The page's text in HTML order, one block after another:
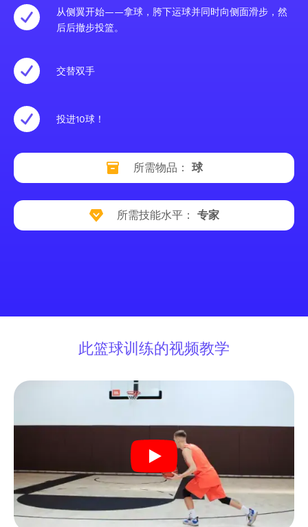
从侧翼开始——拿球，胯下运球并同时向侧面滑步，然
后后撤步投篮。
交替双手
投进10球！
所需物品： 球
所需技能水平： 专家
此篮球训练的视频教学